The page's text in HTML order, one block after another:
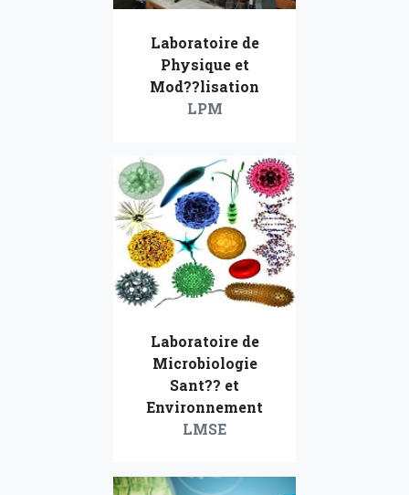
Laboratoire de
Physique et
Mod??lisation
LPM
Laboratoire de
Microbiologie
Sant?? et
Environnement
LMSE